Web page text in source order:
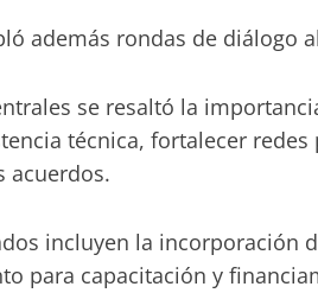
además rondas de diálogo
se resaltó la
técnica, fortalecer
acuerdos.
incluyen la incorporación
para capacitación y